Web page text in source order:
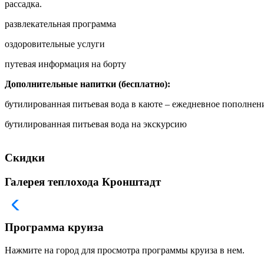
рассадка.
развлекательная программа
оздоровительные услуги
путевая информация на борту
Дополнительные напитки (бесплатно):
бутилированная питьевая вода в каюте – ежедневное
бутилированная питьевая вода на экскурсию
Скидки
Галерея теплохода Кронштадт
Программа круиза
Нажмите на город для просмотра программы круиза в нем.